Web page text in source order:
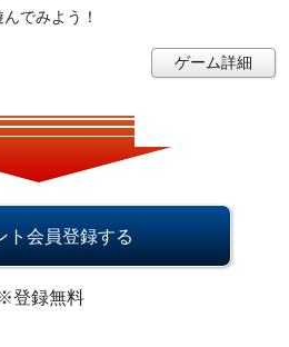
でみよう！
ゲーム詳細
ト会員登録する
登録無料